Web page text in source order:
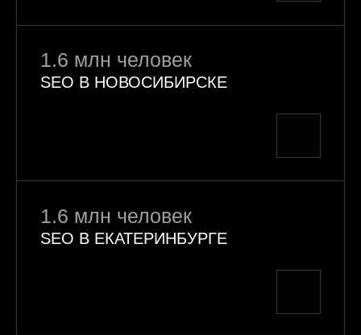
1.6 млн человек
SEO В НОВОСИБИРСКЕ
1.6 млн человек
SEO В ЕКАТЕРИНБУРГЕ